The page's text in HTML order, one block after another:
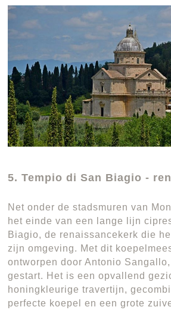
5. Tempio di San Biagio -
Net onder de stadsmuren van
het einde van een lange lijn
Biagio, de renaissancekerk die
zijn omgeving. Met dit
ontworpen door Antonio
gestart. Het is een opvallend
honingkleurige travertijn,
perfecte koepel en een grote